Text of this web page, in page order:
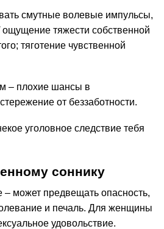
смутные волевые импульсы,
ощущение тяжести собственной
тяготение чувственной
– плохие шансы в
от беззаботности.
уголовное следствие тебя
соннику
может предвещать опасность,
и печаль. Для женщины
удовольствие.